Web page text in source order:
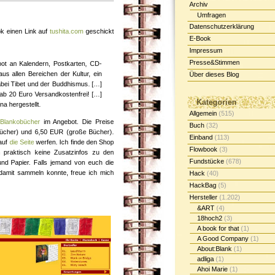
einen Link auftushita.com geschickt
an Kalendern, Postkarten, CD-
allen Bereichen der Kultur, ein
Tibet und der Buddhismus. […]
20 Euro Versandkostenfrei! […]
hergestellt.
im Angebot. Die Preise
und 6,50 EUR (große Bücher).
die Seitewerfen. Ich finde den Shop
praktisch keine Zusatzinfos zu den
Papier. Falls jemand von euch die
sammeln konnte, freue ich mich
Archiv
Umfragen
Datenschutzerklärung
E-Book
Impressum
Presse&Stimmen
Über dieses Blog
Kategorien
Allgemein (515)
Buch (32)
Einband (113)
Flowbook (3)
Fundstücke (678)
Hack (40)
HackBag (5)
Hersteller (1.202)
&ART (4)
18hoch2 (3)
A book for that (1)
A Good Company (1)
About:Blank (1)
adliga (1)
Ahoi Marie (1)